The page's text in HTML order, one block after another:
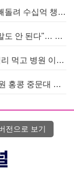
[홍콩뉴스] 샤넬 명품 700여 개 몰래 빼돌려 수십억 챙긴 직원 4년~7년형 선고
[홍콩정치] "의원 발언 횟수로 평가? 말도 안 된다"… 홍콩 입법회 의장의 일침
[홍콩뉴스] 어린 두 자녀, 마약 성분 젤리 먹고 병원 이송… 어머니와 친척 체포
[홍콩대학] 홍콩 수능 만점자 12명 전원 홍콩 중문대 의대 진학
전으로 보기